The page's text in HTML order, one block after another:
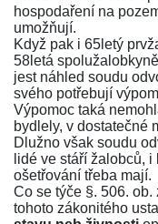
hospodaření na
umožňují.
Když pak i 65letý
58letá
jest náhled soudu
svého potřebují
Výpomoc taká
bydlely, v dostatečné
Dlužno však soudu
lidé ve stáří žalobců,
ošetřování třeba mají.
Co se týče §. 506. ob.
tohoto zákonitého